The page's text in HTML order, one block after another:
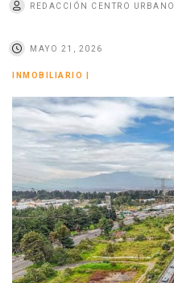
REDACCIÓN CENTRO URBANO
MAYO 21, 2026
INMOBILIARIO